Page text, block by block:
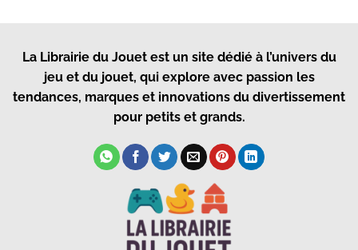
La Librairie du Jouetest un site dédié à l’univers du
jeu et du jouet, qui explore avec passion les
tendances, marques et innovations du divertissement
pour petits et grands.